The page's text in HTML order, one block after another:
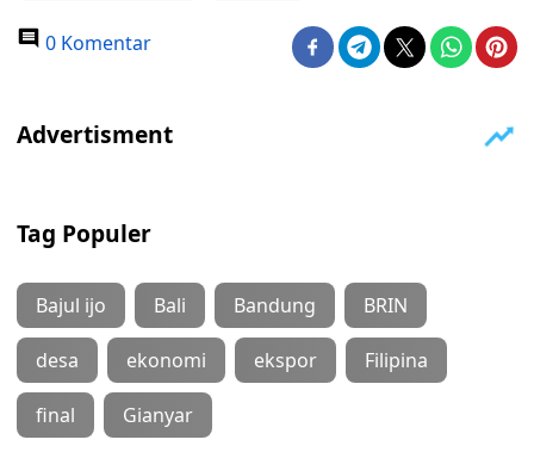
0 Komentar
Tag Populer
Bajul ijo Bali Bandung BRIN
desa ekonomi ekspor Filipina
final Gianyar